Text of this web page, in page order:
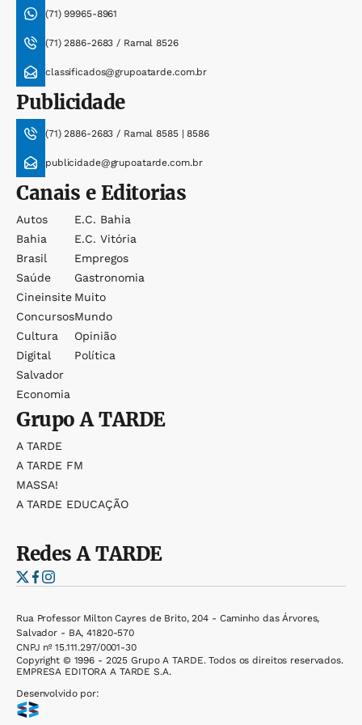
(71) 99965-8961
(71) 2886-2683 / Ramal 8526
classificados@grupoatarde.com.br
Publicidade
(71) 2886-2683 / Ramal 8585 | 8586
publicidade@grupoatarde.com.br
Canais e Editorias
Autos
Bahia
Brasil
Saúde
Cineinsite
Concursos
Cultura
Digital
Salvador
Economia
E.c. Bahia
E.c. Vitória
Empregos
Gastronomia
Muito
Mundo
Opinião
Política
GrupoA TARDE
A TARDE
A TARDE FM
MASSA!
A TARDE EDUCAÇÃO
RedesA TARDE
Rua Professor Milton Cayres de Brito, 204 - Caminho das Árvores,
Salvador - BA, 41820-570
CNPJ nº 15.111.297/0001-30
Copyright © 1996 - 2025 Grupo A TARDE. Todos os direitos reservados.
EMPRESA EDITORA A TARDE S.A.
Desenvolvido por: